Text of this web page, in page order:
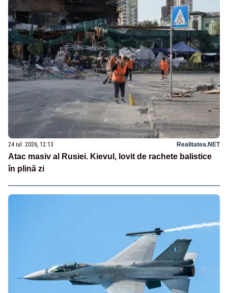
24 iul. 2026, 12:13 Realitatea.NET
Atac masiv al Rusiei. Kievul, lovit de rachete balistice
în plină zi